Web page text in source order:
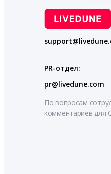
PR-отдел:
pr@livedune.com
По вопросам
комментариев